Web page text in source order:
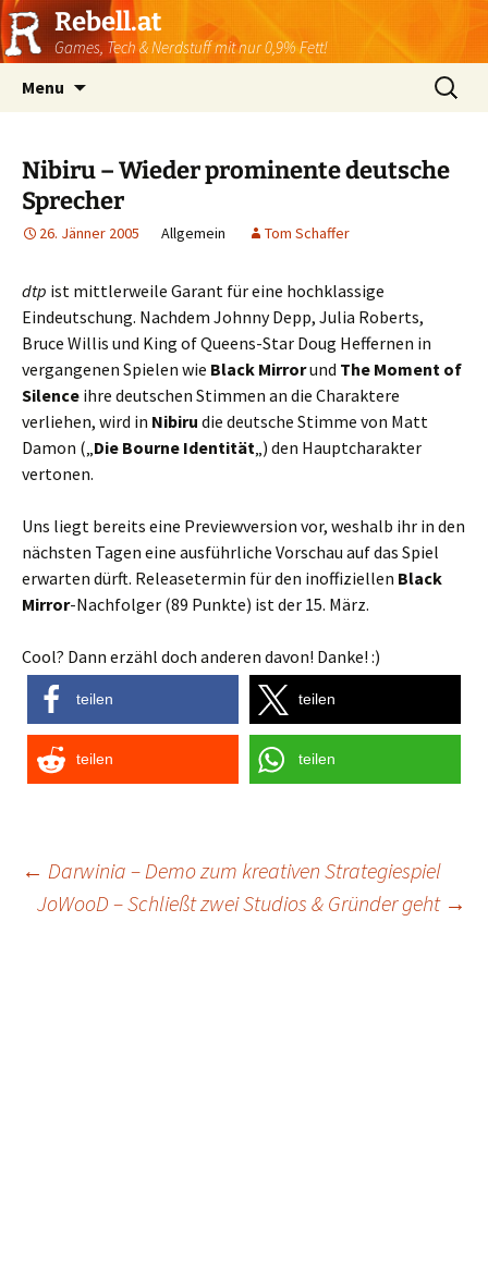
Rebell.at
Games, Tech & Nerdstuff mit nur 0,9% Fett!
Menu
Suchen
nach:
Nibiru – Wieder prominente deutsche
Sprecher
26. Jänner 2005 Allgemein Tom Schaffer
dtp ist mittlerweile Garant für eine hochklassige
Eindeutschung. Nachdem Johnny Depp, Julia Roberts,
Bruce Willis und King of Queens-Star Doug Heffernen in
vergangenen Spielen wie Black Mirrorund The Moment of
Silence ihre deutschen Stimmen an die Charaktere
verliehen, wird in Nibiru die deutsche Stimme von Matt
Damon („Die Bourne Identität„) den Hauptcharakter
vertonen.
Uns liegt bereits eine Previewversion vor, weshalb ihr in den
nächsten Tagen eine ausführliche Vorschau auf das Spiel
erwarten dürft. Releasetermin für den inoffiziellen Black
Mirror-Nachfolger (89 Punkte) ist der 15. März.
Cool? Dann erzähl doch anderen davon! Danke! :)
teilen teilen
teilen teilen
Post
← Darwinia – Demo zum kreativen Strategiespiel
JoWooD – Schließt zwei Studios & Gründer geht →